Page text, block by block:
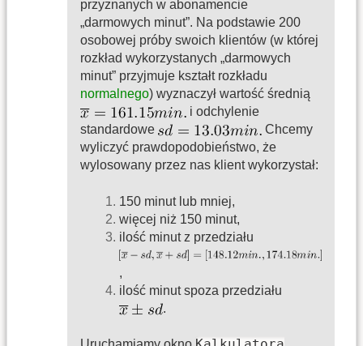
przyznanych w abonamencie
„darmowych minut”. Na podstawie 200
osobowej próby swoich klientów (w której
rozkład wykorzystanych „darmowych
minut” przyjmuje kształt rozkładu
normalnego) wyznaczył wartość średnią
i odchylenie
standardowe
Chcemy
wyliczyć prawdopodobieństwo, że
wylosowany przez nas klient wykorzystał:
150 minut lub mniej,
więcej niż 150 minut,
ilość minut z przedziału
,
ilość minut spoza przedziału
.